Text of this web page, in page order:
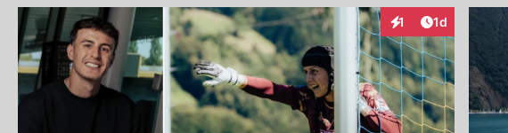
1
Interaktionen
Artikel
1d